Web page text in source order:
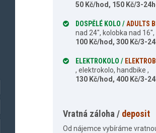
50 Kč/hod, 150 Kč/3-
DOSPĚLÉ KOLO /ADULTS
nad 24″, kolobka nad 16″,
100 Kč/hod, 300 Kč/3-
ELEKTROKOLO /
, elektrokolo, handbike ,
130 Kč/hod, 400 Kč/3-
Vratná záloha / deposit
Od nájemce vybíráme